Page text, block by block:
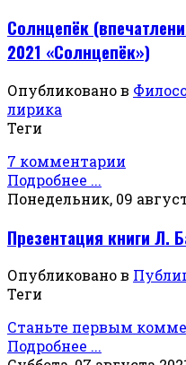
Солнцепёк
2021 «Солнцепёк»)
Опубликовано в
лирика
Теги
7 комментарии
Подробнее ...
Понедельник, 09
Презентация книги Л.
Опубликовано в
Теги
Станьте первым
Подробнее ...